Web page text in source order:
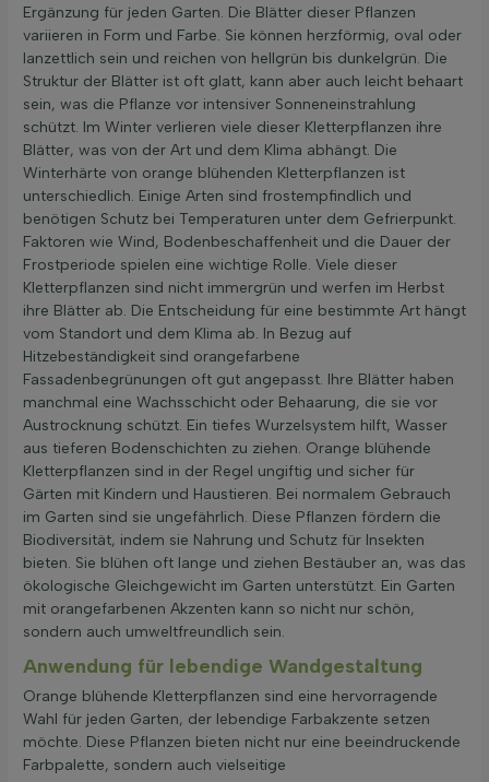
Ergänzung für jeden Garten. Die Blätter dieser Pflanzen
variieren in Form und Farbe. Sie können herzförmig, oval oder
lanzettlich sein und reichen von hellgrün bis dunkelgrün. Die
Struktur der Blätter ist oft glatt, kann aber auch leicht behaart
sein, was die Pflanze vor intensiver Sonneneinstrahlung
schützt. Im Winter verlieren viele dieser Kletterpflanzen ihre
Blätter, was von der Art und dem Klima abhängt. Die
Winterhärte von orange blühenden Kletterpflanzen ist
unterschiedlich. Einige Arten sind frostempfindlich und
benötigen Schutz bei Temperaturen unter dem Gefrierpunkt.
Faktoren wie Wind, Bodenbeschaffenheit und die Dauer der
Frostperiode spielen eine wichtige Rolle. Viele dieser
Kletterpflanzen sind nicht immergrün und werfen im Herbst
ihre Blätter ab. Die Entscheidung für eine bestimmte Art hängt
vom Standort und dem Klima ab. In Bezug auf
Hitzebeständigkeit sind orangefarbene
Fassadenbegrünungen oft gut angepasst. Ihre Blätter haben
manchmal eine Wachsschicht oder Behaarung, die sie vor
Austrocknung schützt. Ein tiefes Wurzelsystem hilft, Wasser
aus tieferen Bodenschichten zu ziehen. Orange blühende
Kletterpflanzen sind in der Regel ungiftig und sicher für
Gärten mit Kindern und Haustieren. Bei normalem Gebrauch
im Garten sind sie ungefährlich. Diese Pflanzen fördern die
Biodiversität, indem sie Nahrung und Schutz für Insekten
bieten. Sie blühen oft lange und ziehen Bestäuber an, was das
ökologische Gleichgewicht im Garten unterstützt. Ein Garten
mit orangefarbenen Akzenten kann so nicht nur schön,
sondern auch umweltfreundlich sein.
Anwendung für lebendige Wandgestaltung
Orange blühende Kletterpflanzen sind eine hervorragende
Wahl für jeden Garten, der lebendige Farbakzente setzen
möchte. Diese Pflanzen bieten nicht nur eine beeindruckende
Farbpalette, sondern auch vielseitige